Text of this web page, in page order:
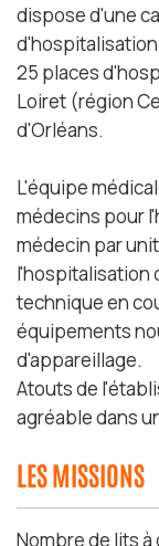
dispose d'une
25 places
Loiret (région
d'Orléans.
L'équipe
médecins pour
médecin par
l'hospitalisation
technique en
équipements
d'appareillage.
Atouts de
agréable dans
LES MISSIONS
Nombre de lits à